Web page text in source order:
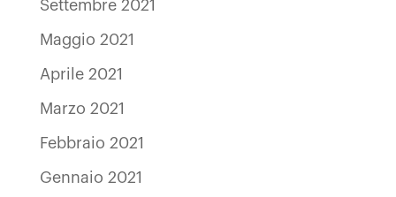
Settembre 2021
Maggio 2021
Aprile 2021
Marzo 2021
Febbraio 2021
Gennaio 2021